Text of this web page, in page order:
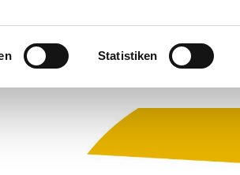
Statistiken
- Endspiel ab 16 Uhr